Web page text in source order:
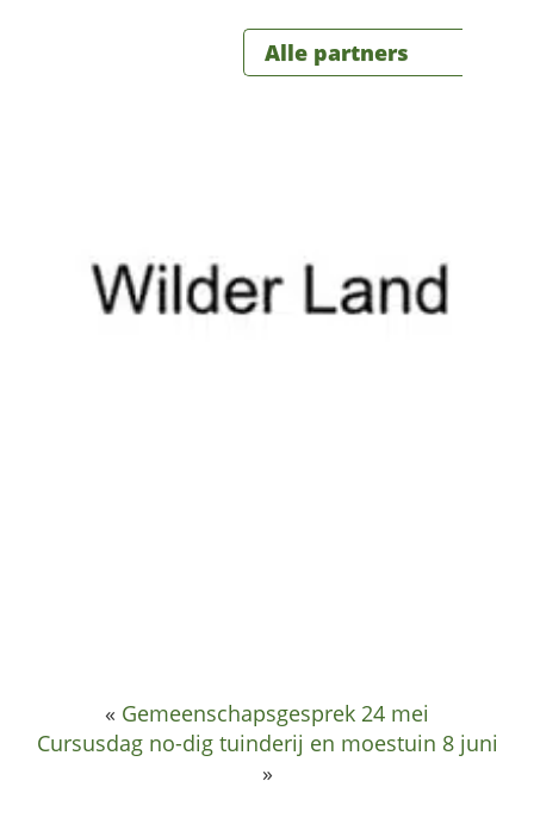
Alle partners
« Gemeenschapsgesprek 24 mei
Cursusdag no-dig tuinderij en moestuin 8 juni
»